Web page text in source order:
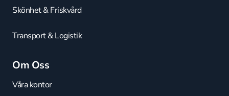
Skönhet & Friskvård
Transport & Logistik
Om Oss
Våra kontor